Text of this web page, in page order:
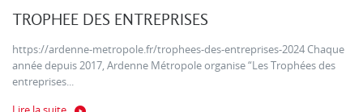
TROPHEE DES ENTREPRISES
https://ardenne-metropole.fr/trophees-des-entreprises-2024 Chaque
année depuis 2017, Ardenne Métropole organise “Les Trophées des
entreprises...